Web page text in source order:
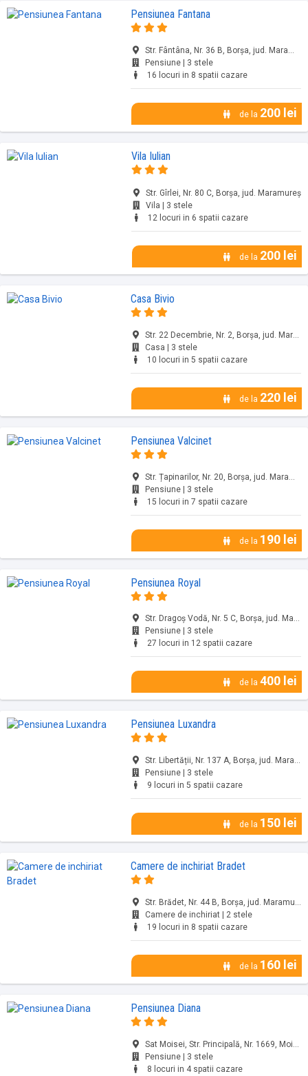
Pensiunea Fantana
Str. Fântâna, Nr. 36 B, Borșa, jud. Maramureș
Pensiune | 3 stele
16 locuri in 8 spatii cazare
de la 200 lei
Vila Iulian
Str. Gîrlei, Nr. 80 C, Borșa, jud. Maramureș
Vila | 3 stele
12 locuri in 6 spatii cazare
de la 200 lei
Casa Bivio
Str. 22 Decembrie, Nr. 2, Borșa, jud. Maramureș
Casa | 3 stele
10 locuri in 5 spatii cazare
de la 220 lei
Pensiunea Valcinet
Str. Țapinarilor, Nr. 20, Borșa, jud. Maramureș
Pensiune | 3 stele
15 locuri in 7 spatii cazare
de la 190 lei
Pensiunea Royal
Str. Dragoș Vodă, Nr. 5 C, Borșa, jud. Maramureș
Pensiune | 3 stele
27 locuri in 12 spatii cazare
de la 400 lei
Pensiunea Luxandra
Str. Libertății, Nr. 137 A, Borșa, jud. Maramureș
Pensiune | 3 stele
9 locuri in 5 spatii cazare
de la 150 lei
Camere de inchiriat Bradet
Str. Brădet, Nr. 44 B, Borșa, jud. Maramureș
Camere de inchiriat | 2 stele
19 locuri in 8 spatii cazare
de la 160 lei
Pensiunea Diana
Sat Moisei, Str. Principală, Nr. 1669, Moisei, jud. Maramureș
Pensiune | 3 stele
8 locuri in 4 spatii cazare